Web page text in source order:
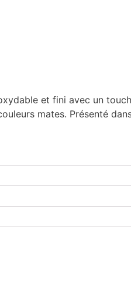
et fini avec un
mates. Présenté